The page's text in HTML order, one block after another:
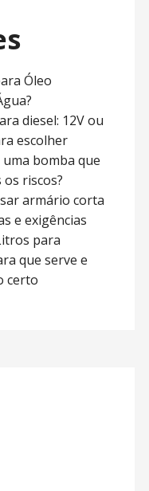
Óleo
diesel: 12V ou
escolher
bomba que
riscos?
armário corta
e exigências
para
que serve e
certo